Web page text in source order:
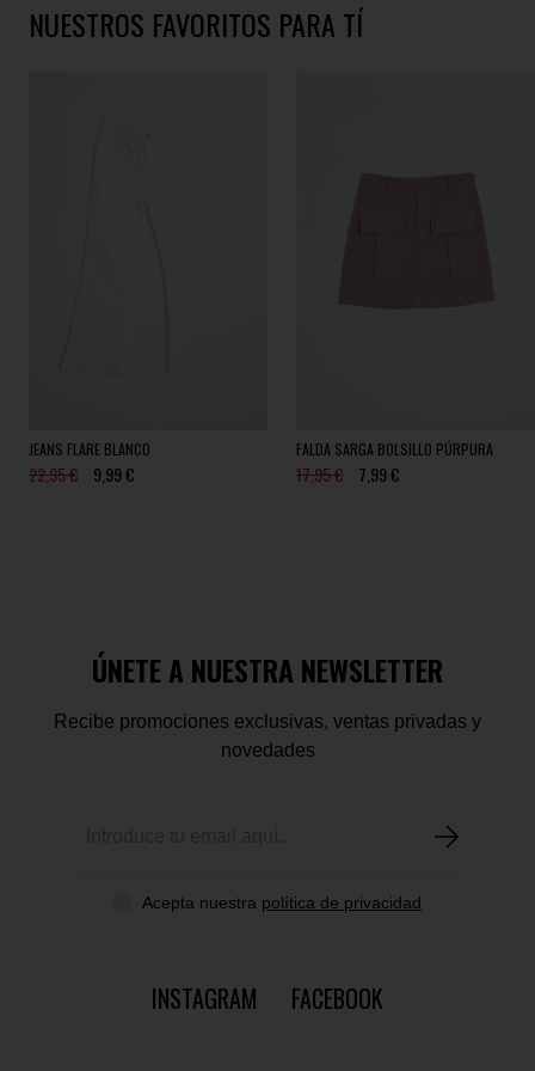
NUESTROS FAVORITOS PARA TÍ
JEANS FLARE BLANCO
22,95 € 9,99 €
FALDA SARGA BOLSILLO PÚRPURA
17,95 € 7,99 €
ÚNETE A NUESTRA NEWSLETTER
Recibe promociones exclusivas, ventas privadas y
novedades
Acepta nuestra política de privacidad
INSTAGRAM FACEBOOK